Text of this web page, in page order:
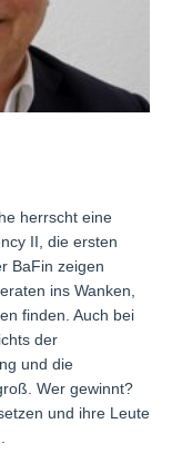
herrscht eine
II, die ersten
BaFin zeigen
ins Wanken,
finden. Auch bei
der
und die
Wer gewinnt?
und ihre Leute